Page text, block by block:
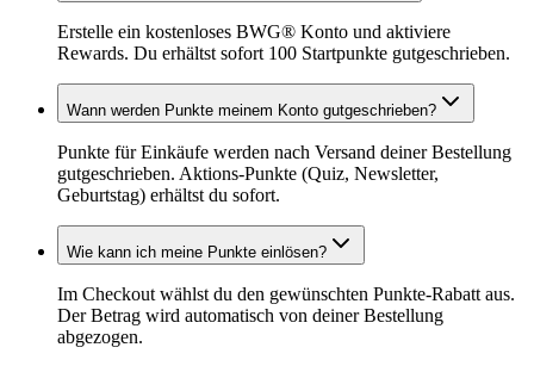
Erstelle ein kostenloses BWG® Konto und aktiviere
Rewards. Du erhältst sofort 100 Startpunkte gutgeschrieben.
Wann werden Punkte meinem Konto gutgeschrieben?
Punkte für Einkäufe werden nach Versand deiner Bestellung
gutgeschrieben. Aktions-Punkte (Quiz, Newsletter,
Geburtstag) erhältst du sofort.
Wie kann ich meine Punkte einlösen?
Im Checkout wählst du den gewünschten Punkte-Rabatt aus.
Der Betrag wird automatisch von deiner Bestellung
abgezogen.